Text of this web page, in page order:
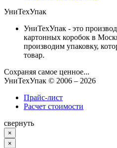
УниТехУпак
УниТехУпак - это
картонных коробок в
производим упаковку,
товар.
Сохраняя самое ценное...
УниТехУпак © 2006 – 2026
Прайс-лист
Расчет стоимости
свернуть
×
×